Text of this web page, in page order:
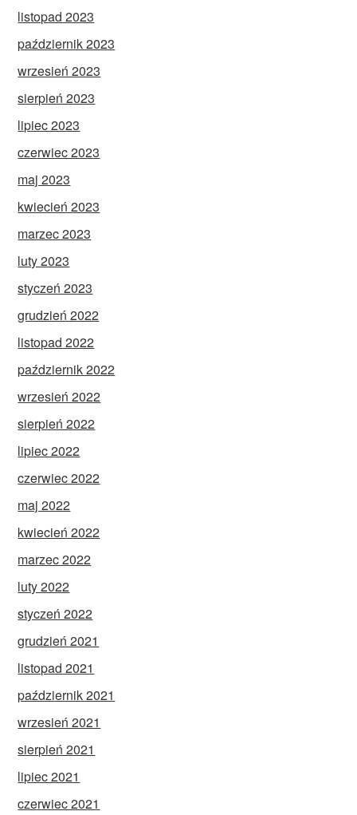
listopad 2023
październik 2023
wrzesień 2023
sierpień 2023
lipiec 2023
czerwiec 2023
maj 2023
kwiecień 2023
marzec 2023
luty 2023
styczeń 2023
grudzień 2022
listopad 2022
październik 2022
wrzesień 2022
sierpień 2022
lipiec 2022
czerwiec 2022
maj 2022
kwiecień 2022
marzec 2022
luty 2022
styczeń 2022
grudzień 2021
listopad 2021
październik 2021
wrzesień 2021
sierpień 2021
lipiec 2021
czerwiec 2021